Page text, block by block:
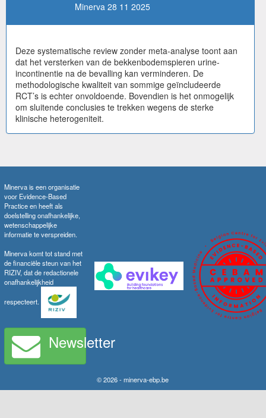
Minerva 28 11 2025
Deze systematische review zonder meta-analyse toont aan
dat het versterken van de bekkenbodemspieren urine-
incontinentie na de bevalling kan verminderen. De
methodologische kwaliteit van sommige geïncludeerde
RCT’s is echter onvoldoende. Bovendien is het onmogelijk
om sluitende conclusies te trekken wegens de sterke
klinische heterogeniteit.
Minerva is een organisatie
voor Evidence-Based
Practice en heeft als
doelstelling onafhankelijke,
wetenschappelijke
informatie te verspreiden.
Minerva komt tot stand met
de financiële steun van het
RIZIV, dat de redactionele
onafhankelijkheid
respecteert.
Newsletter
© 2026 - minerva-ebp.be